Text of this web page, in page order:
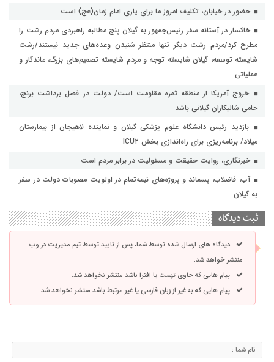
حضور در خیابان، تکلیف امروز ما برای یاری امام زمان(عج) است
خاکسار در آستانه سفر رئیس‌جمهور به گیلان پنج مطالبه راهبردی مردم رشت را
مطرح کرد/مردم رشت دیگر تنها منتظر شنیدن وعده‌های جدید نیستند/رشت
شایسته توسعه، گیلان شایسته توجه و مردم شایسته تصمیم‌های بزرگ، ماندگار و
عملیاتی
خروج آمریکا از منطقه ثمره مقاومت است/ دولت در فصل برداشت برنج،
حامی شالیکاران گیلانی باشد
بازدید رئیس دانشگاه علوم پزشکی گیلان و نماینده لاهیجان از بیمارستان
میلاد/ برنامه‌ریزی برای راه‌اندازی بخش ICU۲
خبرنگاری، روایت حقیقت و مسئولیت‌ در برابر مردم است
آب، فاضلاب، پسماند و پروژه‌های نیمه‌تمام در اولویت مصوبات دولت در سفر
به گیلان
ثبت دیدگاه
دیدگاه های ارسال شده توسط شما، پس از تایید توسط تیم مدیریت در وب
منتشر خواهد شد.
پیام هایی که حاوی تهمت یا افترا باشد منتشر نخواهد شد.
پیام هایی که به غیر از زبان فارسی یا غیر مرتبط باشد منتشر نخواهد شد.